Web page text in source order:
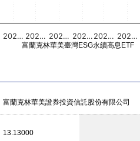
202… 202… 202… 202… 202… 202…
富蘭克林華美臺灣ESG永續高息ETF
富蘭克林華美證券投資信託股份有限公司
13.13000